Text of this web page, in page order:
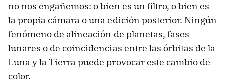
no nos engañemos: o bien es un filtro, o bien es
la propia cámara o una edición posterior. Ningún
fenómeno de alineación de planetas, fases
lunares o de coincidencias entre las órbitas de la
Luna y la Tierra puede provocar este cambio de
color.